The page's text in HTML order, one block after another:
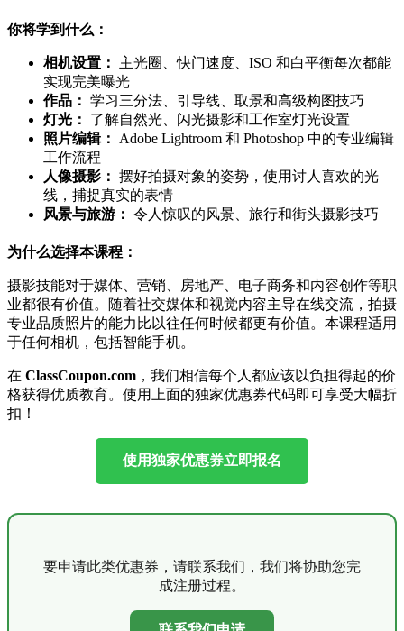
你将学到什么：
相机设置：
主光圈、快门速度、ISO 和白平衡每次都能
实现完美曝光
作品： 学习三分法、引导线、取景和高级构图技巧
灯光：
了解自然光、闪光摄影和工作室灯光设置
照片编辑：
Adobe Lightroom 和 Photoshop 中的专业编辑
工作流程
人像摄影： 摆好拍摄对象的姿势，使用讨人喜欢的光
线，捕捉真实的表情
风景与旅游： 令人惊叹的风景、旅行和街头摄影技巧
为什么选择本课程：
摄影技能对于媒体、营销、房地产、电子商务和内容创作等职
业都很有价值。随着社交媒体和视觉内容主导在线交流，拍摄
专业品质照片的能力比以往任何时候都更有价值。本课程适用
于任何相机，包括智能手机。
在 ClassCoupon.com ，我们相信每个人都应该以负担得起的价
格获得优质教育。使用上面的独家优惠券代码即可享受大幅折
扣！
使用独家优惠券立即报名
要申请此类优惠券，请联系我们，我们将协助您完
成注册过程。